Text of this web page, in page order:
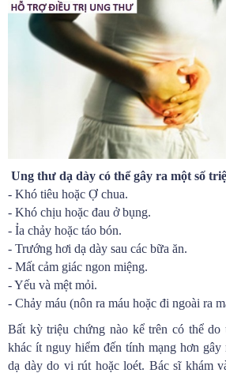
Ung thư dạ dày có thể gây ra một số
- Khó tiêu hoặc Ợ chua.
- Khó chịu hoặc đau ở bụng.
- Ỉa chảy hoặc táo bón.
- Trướng hơi dạ dày sau các bữa ăn.
- Mất cảm giác ngon miệng.
- Yếu và mệt mỏi.
- Chảy máu (nôn ra máu hoặc đi ngoài ra
Bất kỳ triệu chứng nào kể trên có thể do
khác ít nguy hiểm đến tính mạng hơn gây
dạ dày do vi rút hoặc loét. Bác sĩ khám